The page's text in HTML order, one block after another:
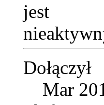
Dołączył
Mar